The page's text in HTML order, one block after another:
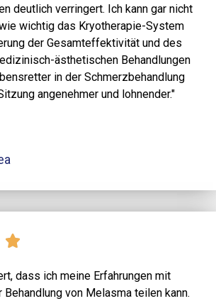
deutlich verringert. Ich kann gar nicht
wichtig das Kryotherapie-System
der Gesamteffektivität und des
ästhetischen Behandlungen
in der Schmerzbehandlung
angenehmer und lohnender."
dass ich meine Erfahrungen mit
Behandlung von Melasma teilen kann.